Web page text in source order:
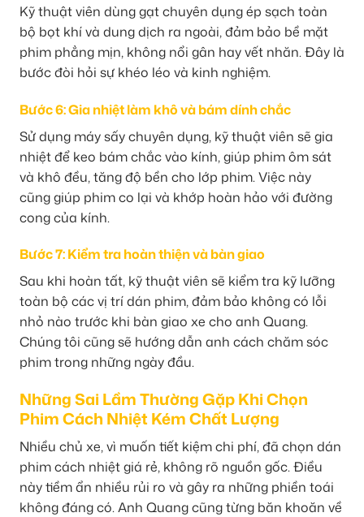
Kỹ thuật viên dùng gạt chuyên dụng ép sạch toàn
bộ bọt khí và dung dịch ra ngoài, đảm bảo bề mặt
phim phẳng mịn, không nổi gân hay vết nhăn. Đây là
bước đòi hỏi sự khéo léo và kinh nghiệm.
Bước 6: Gia nhiệt làm khô và bám dính chắc
Sử dụng máy sấy chuyên dụng, kỹ thuật viên sẽ gia
nhiệt để keo bám chắc vào kính, giúp phim ôm sát
và khô đều, tăng độ bền cho lớp phim. Việc này
cũng giúp phim co lại và khớp hoàn hảo với đường
cong của kính.
Bước 7: Kiểm tra hoàn thiện và bàn giao
Sau khi hoàn tất, kỹ thuật viên sẽ kiểm tra kỹ lưỡng
toàn bộ các vị trí dán phim, đảm bảo không có lỗi
nhỏ nào trước khi bàn giao xe cho anh Quang.
Chúng tôi cũng sẽ hướng dẫn anh cách chăm sóc
phim trong những ngày đầu.
Những Sai Lầm Thường Gặp Khi Chọn
Phim Cách Nhiệt Kém Chất Lượng
Nhiều chủ xe, vì muốn tiết kiệm chi phí, đã chọn dán
phim cách nhiệt giá rẻ, không rõ nguồn gốc. Điều
này tiềm ẩn nhiều rủi ro và gây ra những phiền toái
không đáng có. Anh Quang cũng từng băn khoăn về